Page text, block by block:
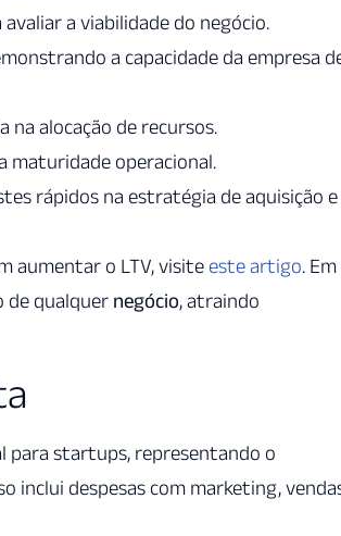
a viabilidade do negócio.
a capacidade da empresa
alocação de recursos.
maturidade operacional.
rápidos na estratégia de aquisição e
aumentar o LTV, visite este artigo. Em
de qualquer negócio, atraindo
para startups, representando o
inclui despesas com marketing,